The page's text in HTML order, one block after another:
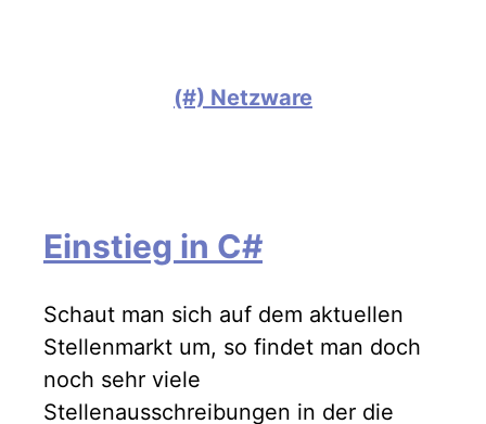
(#) Netzware
Einstieg in C#
Schaut man sich auf dem aktuellen
Stellenmarkt um, so findet man doch
noch sehr viele
Stellenausschreibungen in der die